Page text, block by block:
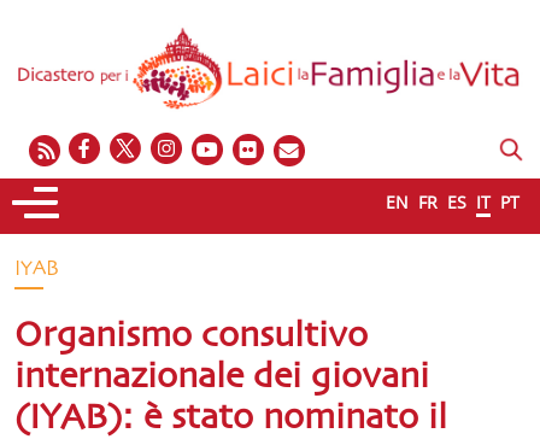
EN FR ES IT PT
IYAB
Organismo consultivo
internazionale dei giovani
(IYAB): è stato nominato il